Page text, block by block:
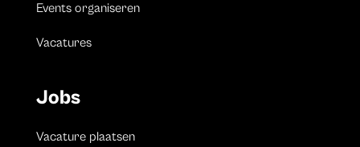
Events organiseren
Vacatures
Jobs
Vacature plaatsen